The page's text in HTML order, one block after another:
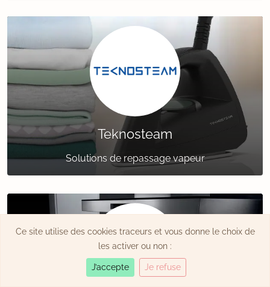
Teknosteam
Solutions de repassage vapeur
Ce site utilise des cookies traceurs et vous donne le choix de
les activer ou non :
J’accepte Je refuse